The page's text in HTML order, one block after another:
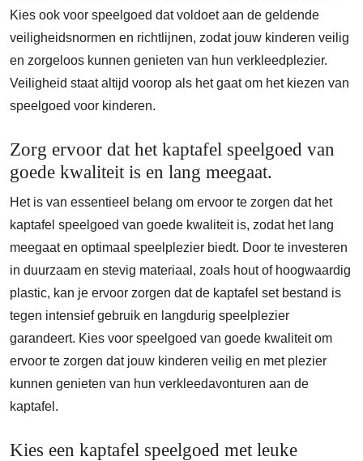
Kies ook voor speelgoed dat voldoet aan de geldende
veiligheidsnormen en richtlijnen, zodat jouw kinderen veilig
en zorgeloos kunnen genieten van hun verkleedplezier.
Veiligheid staat altijd voorop als het gaat om het kiezen van
speelgoed voor kinderen.
Zorg ervoor dat het kaptafel speelgoed van
goede kwaliteit is en lang meegaat.
Het is van essentieel belang om ervoor te zorgen dat het
kaptafel speelgoed van goede kwaliteit is, zodat het lang
meegaat en optimaal speelplezier biedt. Door te investeren
in duurzaam en stevig materiaal, zoals hout of hoogwaardig
plastic, kan je ervoor zorgen dat de kaptafel set bestand is
tegen intensief gebruik en langdurig speelplezier
garandeert. Kies voor speelgoed van goede kwaliteit om
ervoor te zorgen dat jouw kinderen veilig en met plezier
kunnen genieten van hun verkleedavonturen aan de
kaptafel.
Kies een kaptafel speelgoed met leuke